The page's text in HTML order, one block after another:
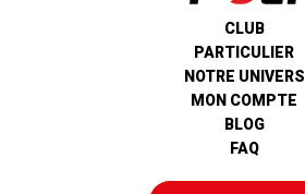
CLUB
PARTICULIER
NOTRE UNIVERS
MON COMPTE
BLOG
FAQ